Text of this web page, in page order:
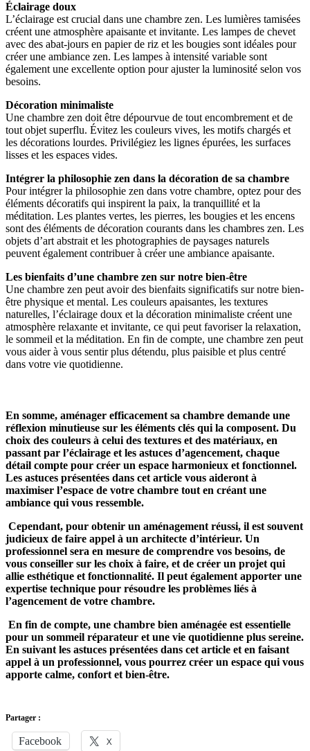
Éclairage doux
L’éclairage est crucial dans une chambre zen. Les lumières tamisées
créent une atmosphère apaisante et invitante. Les lampes de chevet
avec des abat-jours en papier de riz et les bougies sont idéales pour
créer une ambiance zen. Les lampes à intensité variable sont
également une excellente option pour ajuster la luminosité selon vos
besoins.
Décoration minimaliste
Une chambre zen doit être dépourvue de tout encombrement et de
tout objet superflu. Évitez les couleurs vives, les motifs chargés et
les décorations lourdes. Privilégiez les lignes épurées, les surfaces
lisses et les espaces vides.
Intégrer la philosophie zen dans la décoration de sa chambre
Pour intégrer la philosophie zen dans votre chambre, optez pour des
éléments décoratifs qui inspirent la paix, la tranquillité et la
méditation. Les plantes vertes, les pierres, les bougies et les encens
sont des éléments de décoration courants dans les chambres zen. Les
objets d’art abstrait et les photographies de paysages naturels
peuvent également contribuer à créer une ambiance apaisante.
Les bienfaits d’une chambre zen sur notre bien-être
Une chambre zen peut avoir des bienfaits significatifs sur notre bien-
être physique et mental. Les couleurs apaisantes, les textures
naturelles, l’éclairage doux et la décoration minimaliste créent une
atmosphère relaxante et invitante, ce qui peut favoriser la relaxation,
le sommeil et la méditation. En fin de compte, une chambre zen peut
vous aider à vous sentir plus détendu, plus paisible et plus centré
dans votre vie quotidienne.
En somme, aménager efficacement sa chambre demande une
réflexion minutieuse sur les éléments clés qui la composent. Du
choix des couleurs à celui des textures et des matériaux, en
passant par l’éclairage et les astuces d’agencement, chaque
détail compte pour créer un espace harmonieux et fonctionnel.
Les astuces présentées dans cet article vous aideront à
maximiser l’espace de votre chambre tout en créant une
ambiance qui vous ressemble.
Cependant, pour obtenir un aménagement réussi, il est souvent
judicieux de faire appel à un architecte d’intérieur. Un
professionnel sera en mesure de comprendre vos besoins, de
vous conseiller sur les choix à faire, et de créer un projet qui
allie esthétique et fonctionnalité. Il peut également apporter une
expertise technique pour résoudre les problèmes liés à
l’agencement de votre chambre.
En fin de compte, une chambre bien aménagée est essentielle
pour un sommeil réparateur et une vie quotidienne plus sereine.
En suivant les astuces présentées dans cet article et en faisant
appel à un professionnel, vous pourrez créer un espace qui vous
apporte calme, confort et bien-être.
Partager :
Facebook X